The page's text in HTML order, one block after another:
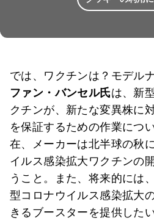
では、ワクチンは？モデル
ファン・バンセル氏は、新
クチンが、新たな変異株に
を保証するための作業につ
在、メーカーは北半球の秋
イルス感染拡大ワクチンの
うこと。また、将来的には
型コロナウイルス感染拡大
きるブースターを提供した